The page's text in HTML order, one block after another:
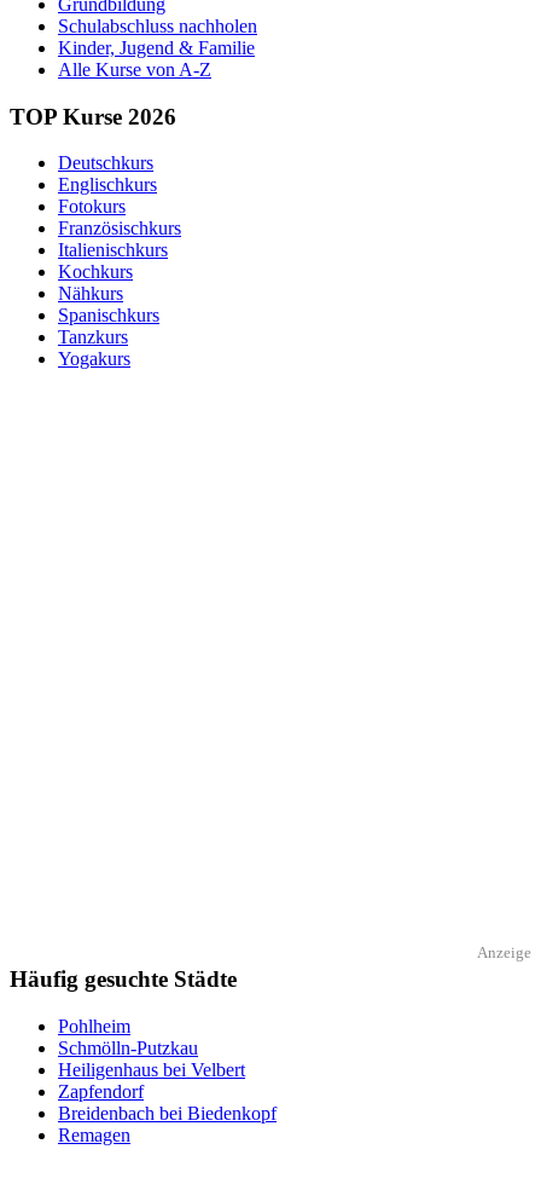
Schulabschluss nachholen
Kinder, Jugend & Familie
Alle Kurse von A-Z
TOP Kurse 2026
Deutschkurs
Englischkurs
Fotokurs
Französischkurs
Italienischkurs
Kochkurs
Nähkurs
Spanischkurs
Tanzkurs
Yogakurs
Anzeige
Häufig gesuchte Städte
Pohlheim
Schmölln-Putzkau
Heiligenhaus bei Velbert
Zapfendorf
Breidenbach bei Biedenkopf
Remagen